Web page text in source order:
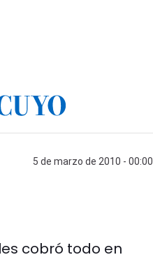
5 de marzo de 2010 - 00:00
cobró todo en